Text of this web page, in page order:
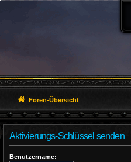
Foren-Übersicht
Aktivierungs-Schlüssel senden
Benutzername: